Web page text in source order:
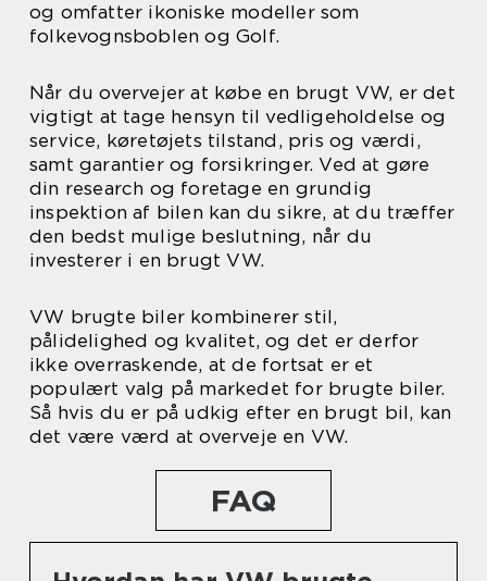
og omfatter ikoniske modeller som
folkevognsboblen og Golf.
Når du overvejer at købe en brugt VW, er det
vigtigt at tage hensyn til vedligeholdelse og
service, køretøjets tilstand, pris og værdi,
samt garantier og forsikringer. Ved at gøre
din research og foretage en grundig
inspektion af bilen kan du sikre, at du træffer
den bedst mulige beslutning, når du
investerer i en brugt VW.
VW brugte biler kombinerer stil,
pålidelighed og kvalitet, og det er derfor
ikke overraskende, at de fortsat er et
populært valg på markedet for brugte biler.
Så hvis du er på udkig efter en brugt bil, kan
det være værd at overveje en VW.
FAQ